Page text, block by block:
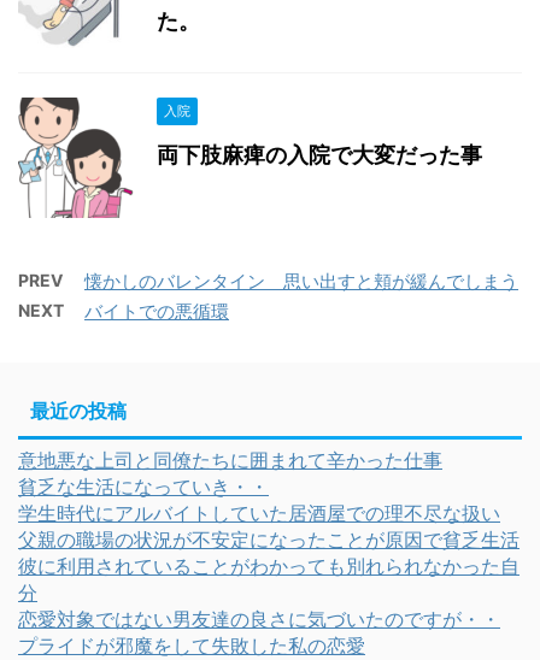
た。
入院
両下肢麻痺の入院で大変だった事
PREV 懐かしのバレンタイン 思い出すと頬が緩んでしまう
NEXT バイトでの悪循環
最近の投稿
意地悪な上司と同僚たちに囲まれて辛かった仕事
貧乏な生活になっていき・・
学生時代にアルバイトしていた居酒屋での理不尽な扱い
父親の職場の状況が不安定になったことが原因で貧乏生活
彼に利用されていることがわかっても別れられなかった自
分
恋愛対象ではない男友達の良さに気づいたのですが・・
プライドが邪魔をして失敗した私の恋愛